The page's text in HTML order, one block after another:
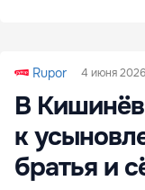
Rupor 4 июня
В
к
братья и